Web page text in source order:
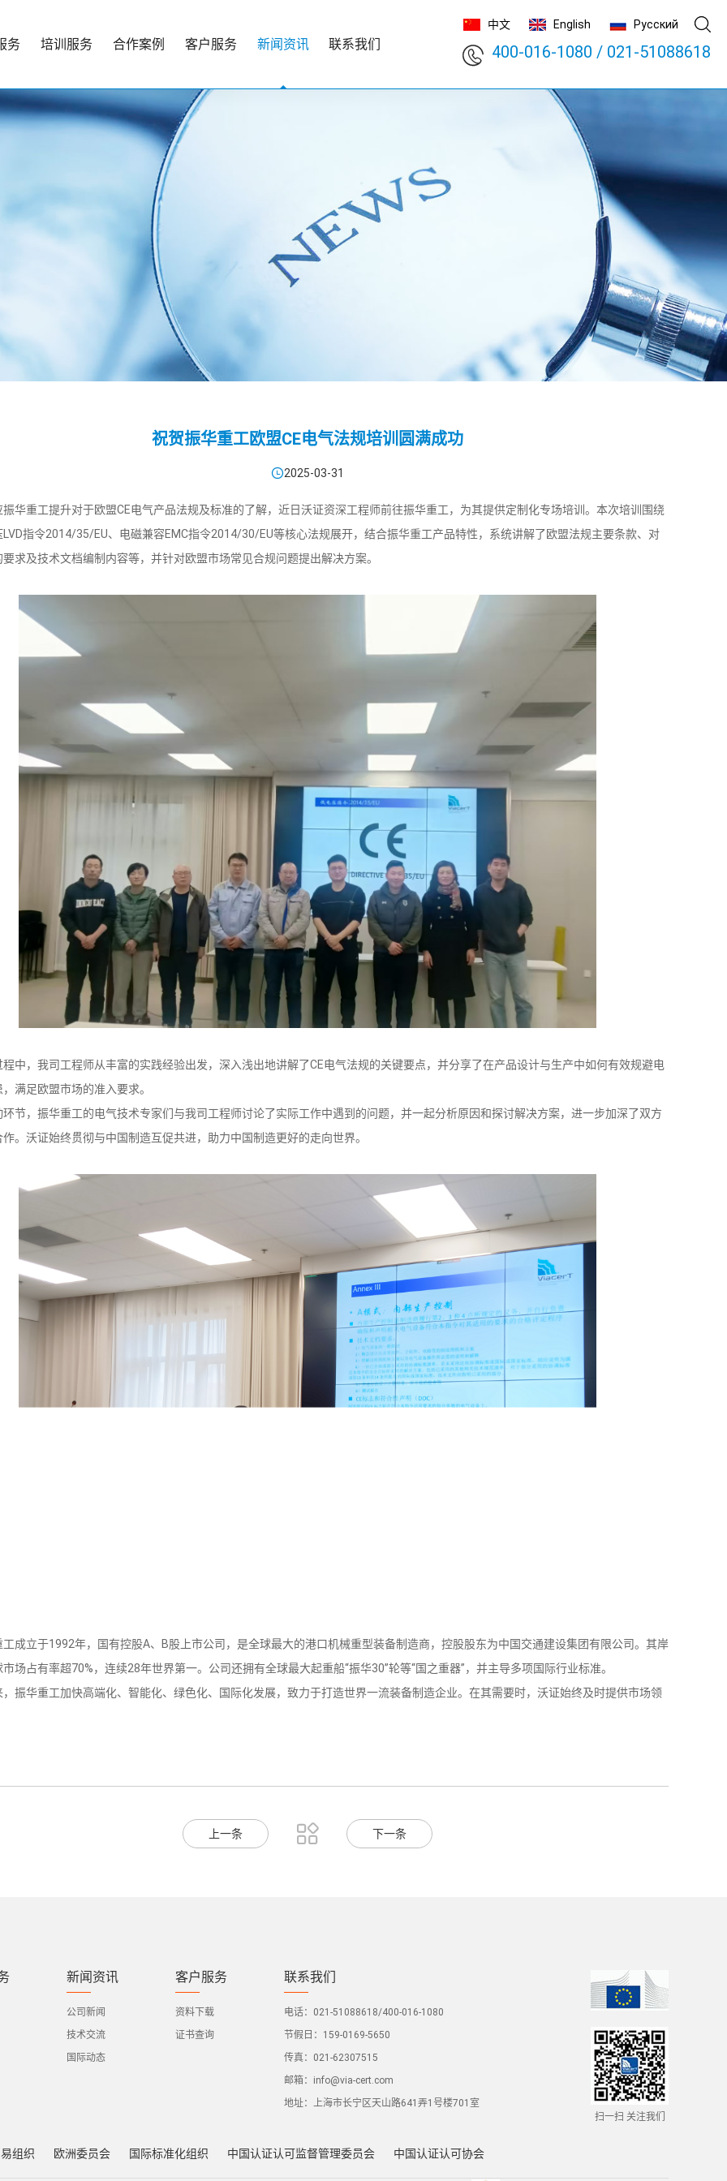
务 培训服务 合作案例 客户服务 新闻资讯 联系我们
中文 English Русский
 400-016-1080 / 021-51088618
祝贺振华重工欧盟CE电气法规培训圆满成功
2025-03-31
重工提升对于欧盟CE电气产品法规及标准的了解，近日沃证资深工程师前往振华重工，为其提供定制化专场培训。本次培训围绕
LVD指令2014/35/EU、电磁兼容EMC指令2014/30/EU等核心法规展开，结合振华重工产品特性，系统讲解了欧盟法规主要条款、对
求及技术文档编制内容等，并针对欧盟市场常见合规问题提出解决方案。
，我司工程师从丰富的实践经验出发，深入浅出地讲解了CE电气法规的关键要点，并分享了在产品设计与生产中如何有效规避电
满足欧盟市场的准入要求。
环节，振华重工的电气技术专家们与我司工程师讨论了实际工作中遇到的问题，并一起分析原因和探讨解决方案，进一步加深了双方
。沃证始终贯彻与中国制造互促共进，助力中国制造更好的走向世界。
立于1992年，国有控股A、B股上市公司，是全球最大的港口机械重型装备制造商，控股股东为中国交通建设集团有限公司。其岸
场占有率超70%，连续28年世界第一。公司还拥有全球最大起重船“振华30”轮等“国之重器”，并主导多项国际行业标准。
华重工加快高端化、智能化、绿色化、国际化发展，致力于打造世界一流装备制造企业。在其需要时，沃证始终及时提供市场领
上一条  下一条
新闻资讯
公司新闻
技术交流
国际动态
客户服务
资料下载
证书查询
联系我们
电话：021-51088618/400-016-1080
节假日：159-0169-5650
传真：021-62307515
邮箱： info@via-cert.com
地址：上海市长宁区天山路641弄1号楼701室
扫一扫 关注我们
组织 欧洲委员会 国际标准化组织 中国认证认可监督管理委员会 中国认证认可协会